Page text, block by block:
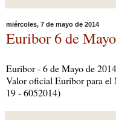
miércoles, 7 de mayo de 2014
Euribor 6 de
Euribor - 6 de Mayo de
Valor oficial Euribor para el
19 - 6052014)